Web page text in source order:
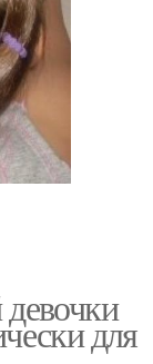
для